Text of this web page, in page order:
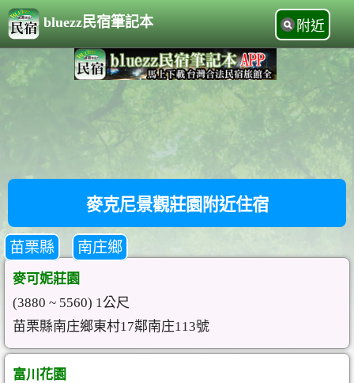
bluezz民宿筆記本 附近
麥克尼景觀莊園附近住宿
苗栗縣 南庄鄉
麥可妮莊園
(3880 ~ 5560) 1公尺
苗栗縣南庄鄉東村17鄰南庄113號
富川花園